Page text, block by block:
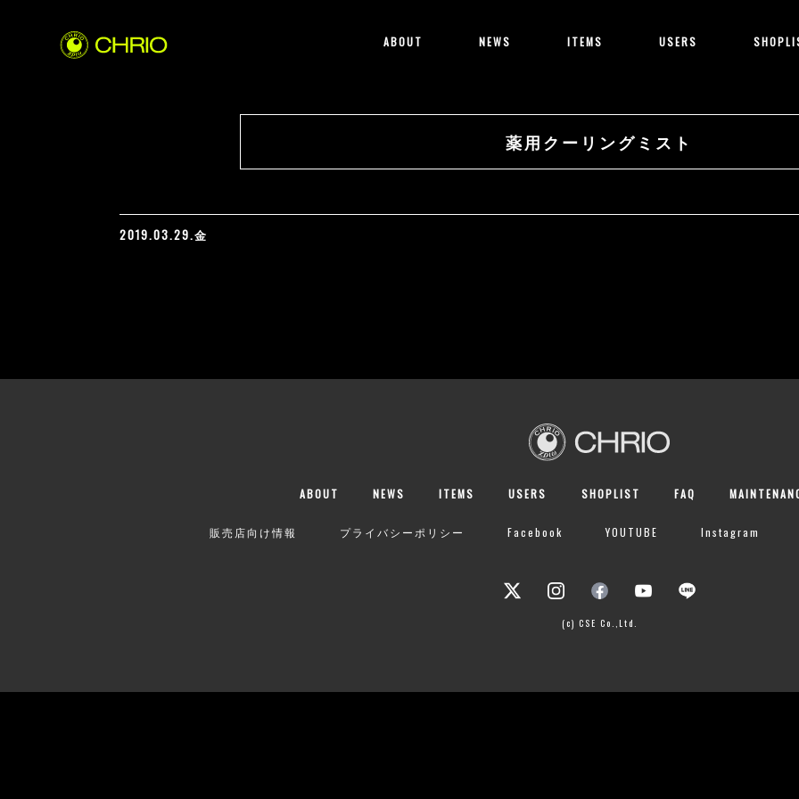
ABOUT NEWS ITEMS USERS
薬用クーリングミスト
2019.03.29.金
ABOUT NEWS ITEMS USERS SHOPLIST FAQ
販売店向け情報 プライバシーポリシー Facebook YOUTUBE Instagram
(c) CSE Co.,Ltd.